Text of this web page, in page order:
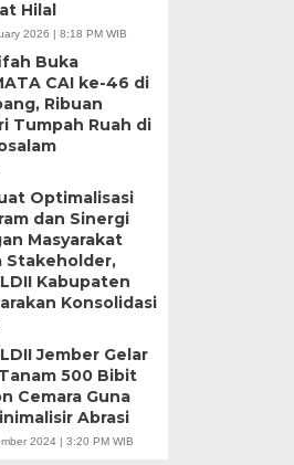
Hilal
2026 | 8:18 PM WIB
Buka
CAI ke-46 di
Ribuan
Tumpah Ruah di
Optimalisasi
dan Sinergi
Masyarakat
Stakeholder,
Kabupaten
Konsolidasi
Jember Gelar
500 Bibit
Cemara Guna
Abrasi
2024 | 3:20 PM WIB